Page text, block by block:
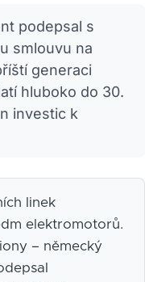
podepsal s
smlouvu na
generaci
hluboko do 30.
investic k
linek
elektromotorů.
– německý